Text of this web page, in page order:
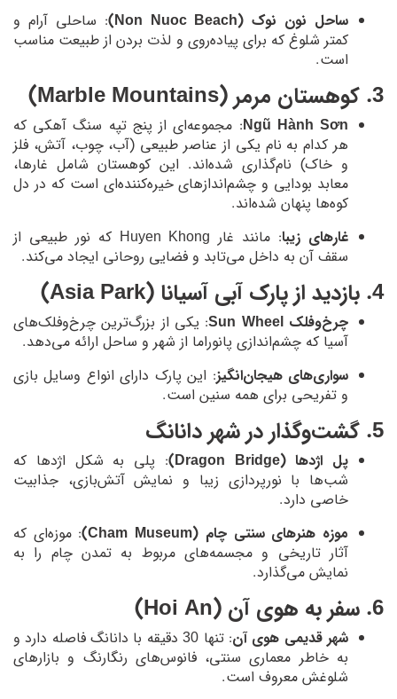
ساحل نون نوک (Non Nuoc Beach)
: ساحلی آرام و
کمتر شلوغ که برای پیاده‌روی و لذت بردن از طبیعت مناسب
است.
3. کوهستان مرمر (Marble Mountains)
Ngũ Hành Sơn: مجموعه‌ای از پنج تپه سنگ آهکی که
هر کدام به نام یکی از عناصر طبیعی (آب، چوب، آتش، فلز
و خاک) نام‌گذاری شده‌اند. این کوهستان شامل غارها،
معابد بودایی و چشم‌اندازهای خیره‌کننده‌ای است که در دل
کوه‌ها پنهان شده‌اند.
غارهای زیبا
: مانند غار Huyen Khong که نور طبیعی از
سقف آن به داخل می‌تابد و فضایی روحانی ایجاد می‌کند.
4. بازدید از پارک آبی آسیانا (Asia Park)
چرخ‌وفلک Sun Wheel
: یکی از بزرگ‌ترین چرخ‌وفلک‌های
آسیا که چشم‌اندازی پانوراما از شهر و ساحل ارائه می‌دهد.
سواری‌های هیجان‌انگیز: این پارک دارای انواع وسایل بازی
و تفریحی برای همه سنین است.
5. گشت‌وگذار در شهر دانانگ
پل اژدها (Dragon Bridge)
: پلی به شکل اژدها که
شب‌ها با نورپردازی زیبا و نمایش آتش‌بازی، جذابیت
خاصی دارد.
موزه هنرهای سنتی چام (Cham Museum)
: موزه‌ای که
آثار تاریخی و مجسمه‌های مربوط به تمدن چام را به
نمایش می‌گذارد.
6. سفر به هوی آن (Hoi An)
شهر قدیمی هوی آن
: تنها 30 دقیقه با دانانگ فاصله دارد و
به خاطر معماری سنتی، فانوس‌های رنگارنگ و بازارهای
شلوغش معروف است.